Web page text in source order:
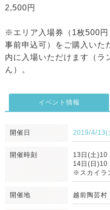
2,500円
※エリア入場券（1枚500円
事前申込可）をご購入いた
内に入場いただけます（ラ
ん）。
イベント情報
開催日 2019/4/13(
開催時刻
13日(土)10
14日(日)10
※スカイラ
開催地 越前陶芸村